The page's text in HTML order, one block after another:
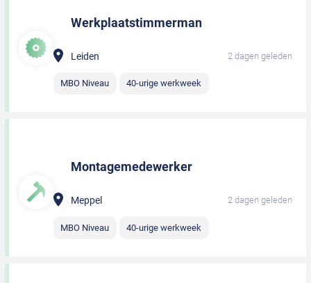
Werkplaatstimmerman
Leiden 2 dagen geleden
MBO Niveau 40-urige werkweek
Montagemedewerker
Meppel 2 dagen geleden
MBO Niveau 40-urige werkweek